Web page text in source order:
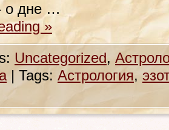
дне …
»
Uncategorized,
| Tags: Астрология,